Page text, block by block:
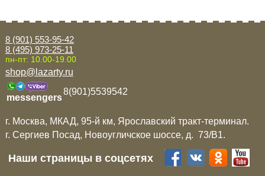
8 (901) 553-95-42
8 (495) 973-25-11
пн-пт: 10.00-19.00
shop@lazarty.ru
messengers
8(901)5539542
г. Москва, МКАД, 95-й км, Ярославский тракт-терминал.
г. Сергиев Посад, Новоугличское шоссе, д. 73/B1.
Наши страницы в соцсетях